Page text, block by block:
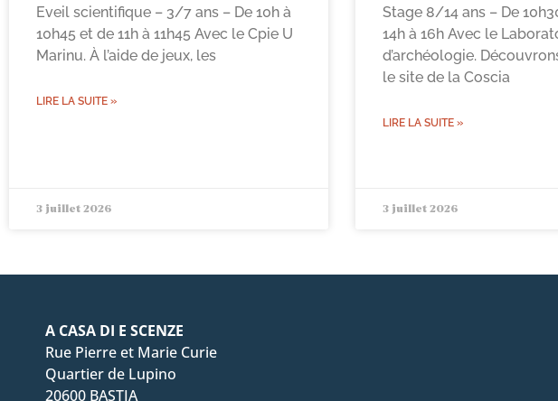
Eveil scientifique – 3/7 ans – De 10h à
10h45 et de 11h à 11h45 Avec le Cpie U
Marinu. À l’aide de jeux, les
LIRE LA SUITE »
3 juillet 2026
Stage 8/14 ans – De
14h à 16h Avec le
d’archéologie.
le site de la Coscia
LIRE LA SUITE »
3 juillet 2026
A CASA DI E SCENZE
Rue Pierre et Marie Curie
Quartier de Lupino
20600 BASTIA